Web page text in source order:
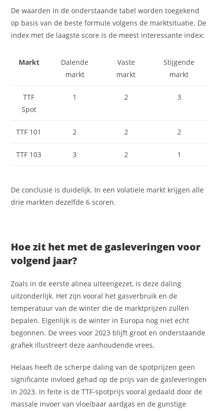
De waarden in de onderstaande tabel worden toegekend
op basis van de beste formule volgens de marktsituatie. De
index met de laagste score is de meest interessante index:
Markt
Dalende
markt
Vaste
markt
Stijgende
markt
TTF
Spot
1 2 3
TTF 101 2 2 2
TTF 103 3 2 1
De conclusie is duidelijk. In een volatiele markt krijgen alle
drie markten dezelfde 6 scoren.
Hoe zit het met de gasleveringen voor
volgend jaar?
Zoals in de eerste alinea uiteengezet, is deze daling
uitzonderlijk. Het zijn vooral het gasverbruik en de
temperatuur van de winter die de marktprijzen zullen
bepalen. Eigenlijk is de winter in Europa nog niet echt
begonnen. De vrees voor 2023 blijft groot en onderstaande
grafiek illustreert deze aanhoudende vrees.
Helaas heeft de scherpe daling van de spotprijzen geen
significante invloed gehad op de prijs van de gasleveringen
in 2023. In feite is de TTF-spotprijs vooral gedaald door de
massale invoer van vloeibaar aardgas en de gunstige